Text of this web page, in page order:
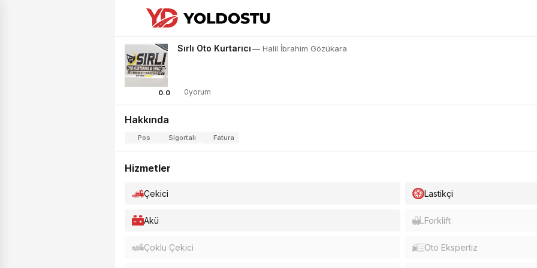
0.0
Sırlı Oto Kurtarıcı— Halil İbrahim Gözükara
0yorum
Hakkında
Pos Sigortalı Fatura
Hizmetler
Çekici Lastikçi
Akü Forklift
Çoklu Çekici Oto Ekspertiz